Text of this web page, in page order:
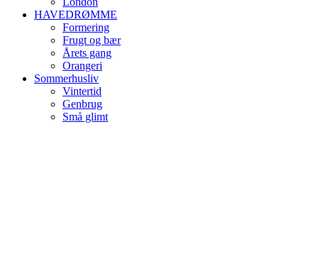
HAVEDRØMME
Formering
Frugt og bær
Årets gang
Orangeri
Sommerhusliv
Vintertid
Genbrug
Små glimt